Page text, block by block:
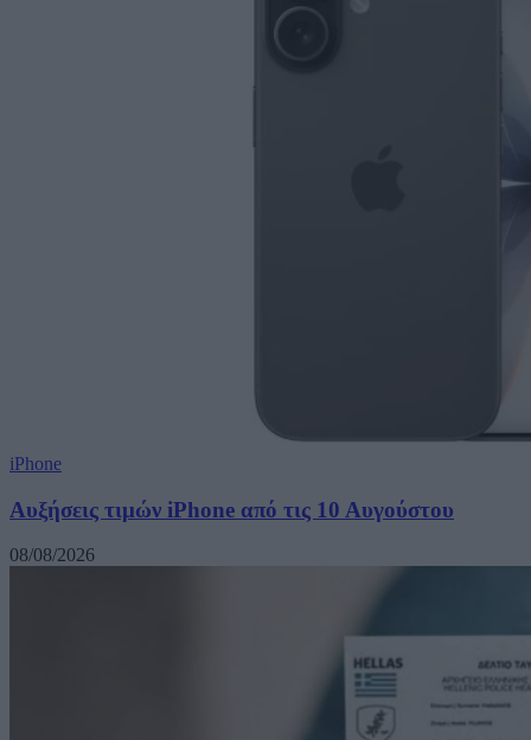
iPhone
Αυξήσεις τιμών iPhone από τις 10 Αυγούστου
08/08/2026